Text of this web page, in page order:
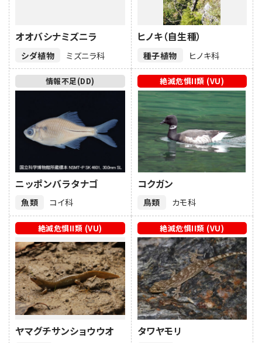
シダ植物
オオバシナミズニラ
ミズニラ科 種子植物
ヒノキ（自生種）
ヒノキ科
魚類
ニッポンバラタナゴ
コイ科
情報不足(DD)
鳥類
コクガン
カモ科
絶滅危惧II類 (VU)
ヤマグチサンショウウオ
絶滅危惧II類 (VU)
タワヤモリ
絶滅危惧II類 (VU)